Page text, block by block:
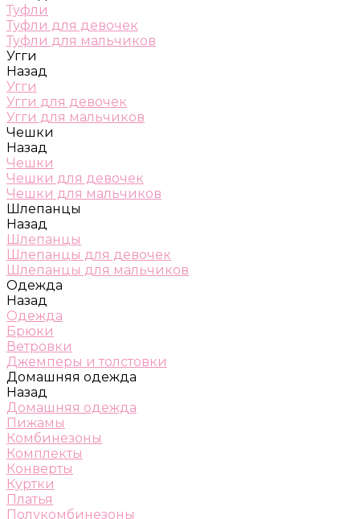
Туфли
Туфли для девочек
Туфли для мальчиков
Угги
Назад
Угги
Угги для девочек
Угги для мальчиков
Чешки
Назад
Чешки
Чешки для девочек
Чешки для мальчиков
Шлепанцы
Назад
Шлепанцы
Шлепанцы для девочек
Шлепанцы для мальчиков
Одежда
Назад
Одежда
Брюки
Ветровки
Джемперы и толстовки
Домашняя одежда
Назад
Домашняя одежда
Пижамы
Комбинезоны
Комплекты
Конверты
Куртки
Платья
Полукомбинезоны